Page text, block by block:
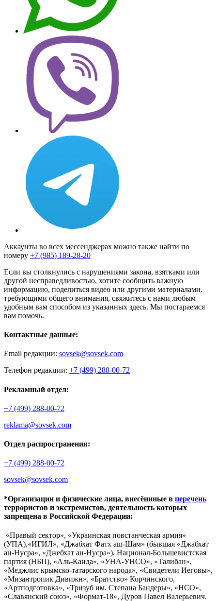
Аккаунты во всех мессенджерах можно также найти по
номеру +7 (985) 189-28-20
Если вы столкнулись с нарушениями закона, взятками или
другой несправедливостью, хотите сообщить важную
информацию, поделиться видео или другими материалами,
требующими общего внимания, свяжитесь с нами любым
удобным вам способом из указанных здесь. Мы постараемся
вам помочь.
Контактные данные:
Email редакции: sovsek@sovsek.com
Телефон редакции: +7 (499) 288-00-72
Рекламный отдел:
+7 (499) 288-00-72
reklama@sovsek.com
Отдел распространения:
+7 (499) 288-00-72
sovsek@sovsek.com
*Организации и физические лица, внесённные в перечень
террористов и экстремистов, деятельность которых
запрещена в Российской Федерации:
«Правый сектор», «Украинская повстанческая армия»
(УПА),«ИГИЛ», «Джабхат Фатх аш-Шам» (бывшая «Джабхат
ан-Нусра», «Джебхат ан-Нусра»), Национал-Большевистская
партия (НБП), «Аль-Каида», «УНА-УНСО», «Талибан»,
«Меджлис крымско-татарского народа», «Свидетели Иеговы»,
«Мизантропик Дивижн», «Братство» Корчинского,
«Артподготовка», «Тризуб им. Степана Бандеры», «НСО»,
«Славянский союз», «Формат-18», Дуров Павел Валерьевич.